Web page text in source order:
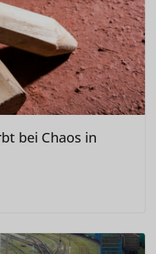
bei Chaos in